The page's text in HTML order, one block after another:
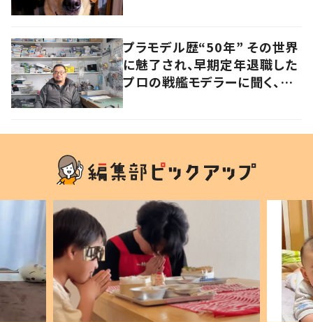
プラモデル歴“50年” その世界
に魅了され、早期定年退職した
プロの戦艦モデラーに聞く、充